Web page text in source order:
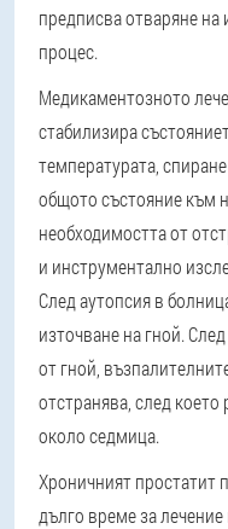
предписва отваряне на
процес.
Медикаментозното
стабилизира
температурата,
общото състояние към
необходимостта от
и инструментално
След аутопсия в
източване на гной.
от гной,
отстранява, след
около седмица.
Хроничният простатит
дълго време за